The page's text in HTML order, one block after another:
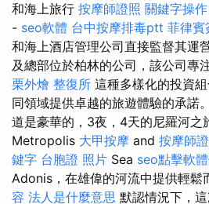
和海上旅行 按摩師證照 關鍵字操作
- seo軟體 台中按摩排毒ptt 菲律賓
和海上酒店管理公司直接監督其運
及總部位於柏林的公司，該公司專
栗外燴 整復所 這種多樣化的投資
同領域提供卓越的旅遊體驗的承諾
道是豪華的，3夜，4天的尼羅河之
Metropolis 大甲按摩 and 按摩師
鍵字 台胞證 照片 Sea seo點擊軟
Adonis，在雄偉的河流中提供輕鬆
容 法人是什麼意思 默認情況下，